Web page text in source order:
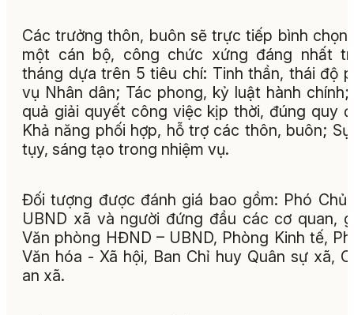
Các trưởng thôn, buôn sẽ trực tiếp bình chọn
một cán bộ, công chức xứng đáng nhất
tháng dựa trên 5 tiêu chí: Tinh thần, thái độ
vụ Nhân dân; Tác phong, kỷ luật hành chính;
quả giải quyết công việc kịp thời, đúng quy
Khả năng phối hợp, hỗ trợ các thôn, buôn;
tụy, sáng tạo trong nhiệm vụ.
Đối tượng được đánh giá bao gồm: Phó Chủ
UBND xã và người đứng đầu các cơ quan,
Văn phòng HĐND – UBND, Phòng Kinh tế,
Văn hóa - Xã hội, Ban Chỉ huy Quân sự xã,
an xã.